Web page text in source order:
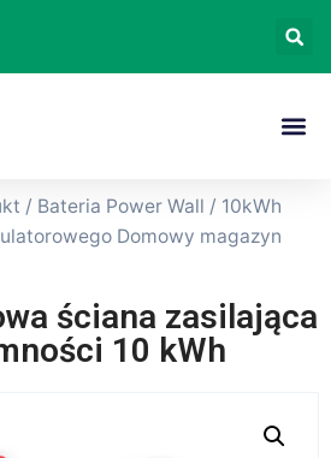
/ Bateria Power Wall / 10kWh
Domowy magazyn
ściana zasilająca
10 kWh